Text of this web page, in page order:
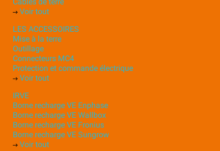
Voir tout
LES ACCESSOIRES
Mise à la terre
Outillage
Connecteurs MC4
Protection et commande électrique
Voir tout
IRVE
Borne recharge VE Enphase
Borne recharge VE Wallbox
Borne recharge VE Fronius
Borne recharge VE Sungrow
Voir tout